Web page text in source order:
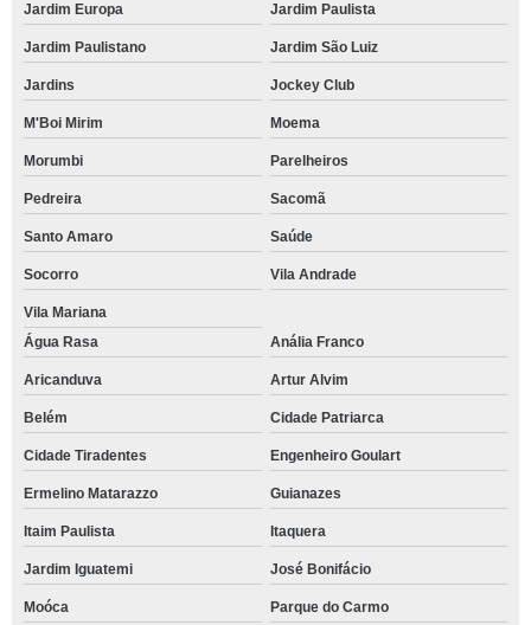
Jardim Europa Jardim Paulista
Jardim Paulistano Jardim São Luiz
Jardins Jockey Club
M'Boi Mirim Moema
Morumbi Parelheiros
Pedreira Sacomã
Santo Amaro Saúde
Socorro Vila Andrade
Vila Mariana
Água Rasa
Anália Franco
Aricanduva Artur Alvim
Belém Cidade Patriarca
Cidade Tiradentes Engenheiro Goulart
Ermelino Matarazzo Guianazes
Itaim Paulista Itaquera
Jardim Iguatemi José Bonifácio
Moóca Parque do Carmo